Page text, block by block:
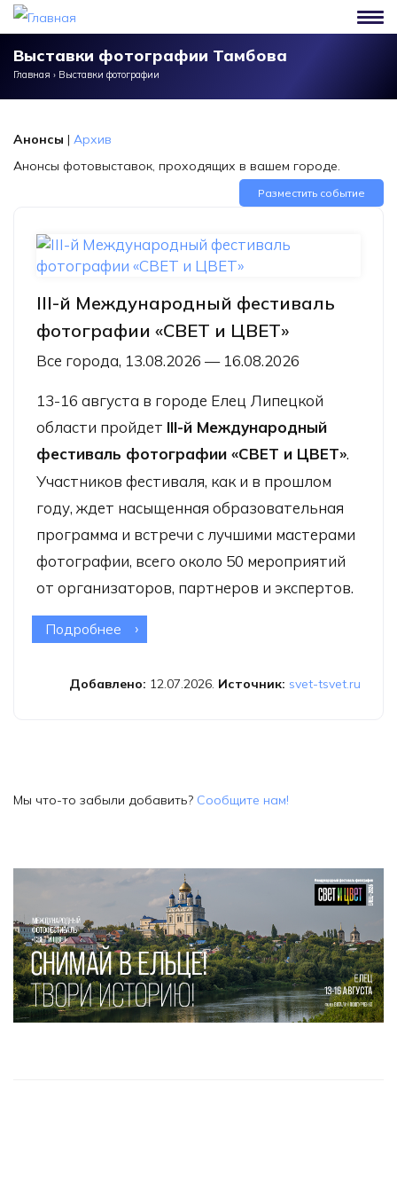
Перейти к основному содержанию
Выставки фотографии Тамбова
Главная › Выставки фотографии
Анонсы | Архив
Анонсы фотовыставок, проходящих в вашем городе.
Разместить событие
III-й Международный фестиваль
фотографии «СВЕТ и ЦВЕТ»
Все города, 13.08.2026 — 16.08.2026
13-16 августа в городе Елец Липецкой
области пройдет III-й Международный
фестиваль фотографии «СВЕТ и ЦВЕТ».
Участников фестиваля, как и в прошлом
году, ждет насыщенная образовательная
программа и встречи с лучшими мастерами
фотографии, всего около 50 мероприятий
от организаторов, партнеров и экспертов.
Подробнее о III-й Международный фестиваль
Добавлено: 12.07.2026. Источник: svet-tsvet.ru
Мы что-то забыли добавить? Сообщите нам!